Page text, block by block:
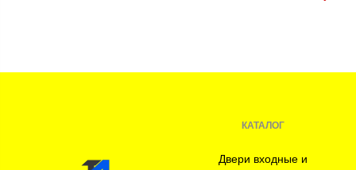
КАТАЛОГ
Двери входные и